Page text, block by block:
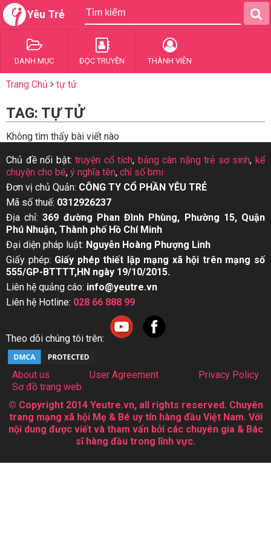
Yêu Trẻ
DANH MỤC ĐỌC TRUYỆN THÀNH VIÊN
Trang Chủ tự tử
TAG: TỰ TỬ
Không tìm thấy bài viết nào
Chủ đề nổi bật:truyện cổ tích, bảng cân nặng trẻ sơ sinh,kể
chuyện cho bé, ý nghĩa tên, chỉ số bmi
Đơn vị chủ Quản: CÔNG TY CỔ PHẦN YÊU TRẺ
Mã số thuế: 0312926237
Địa chỉ:369 đường Phan Đình Phùng, Phường 15, Quận
Phú Nhuận, Thành phố Hồ Chí Minh
Đại diện pháp luật: Nguyễn Hoàng Phượng Linh
Giấy phép: Giấy phép thiết lập mạng xã hội trên mạng số
555/GP-BTTTT,HN ngày 19/10/2015.
Liên hệ quảng cáo: info@yeutre.vn
Liên hệ Hotline: 028 66 888 99
Theo dõi chúng tôi trên:
About us User Agreement
Privacy Policy
Sơ đồ trang web
© Copyright 2014 Yeutre.vn, all rights reserved. Chuyên
trang mạng xã hội Mẹ & Bé uy tín hàng đầu Việt Nam. Với
nội dung được viết và tham vấn bởi các chuyên gia & Bác
sĩ hàng đầu trong lĩnh vực.